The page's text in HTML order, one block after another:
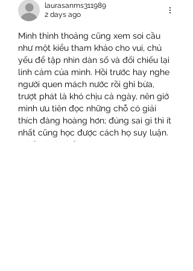
laurasanms311989
2 days ago
Mình thỉnh thoảng cũng xem soi cầu
như một kiểu tham khảo cho vui, chủ
yếu để tập nhìn dàn số và đối chiếu lại
linh cảm của mình. Hồi trước hay nghe
người quen mách nước rồi ghi bừa,
trượt phát là khó chịu cả ngày, nên giờ
mình ưu tiên đọc những chỗ có giải
thích đàng hoàng hơn; đúng sai gì thì ít
nhất cũng học được cách họ suy luận.
Có lần lướt thấy